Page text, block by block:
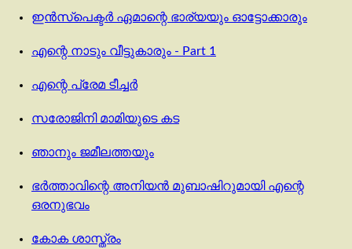
ഇൻസ്‌പെക്ടർ ഏമാന്റെ ഭാര്യയും ഓട്ടോക്കാരും
എന്റെ നാടും വീട്ടുകാരും - Part 1
എന്റെ പ്രേമ ടീച്ചര്‍
സരോജിനി മാമിയുടെ കട
ഞാനും ജമീലത്തയും
ഭർത്താവിന്റെ അനിയൻ മുബാഷിറുമായി എന്റെ
ഒരനുഭവം
കോക ശാസ്ത്രം